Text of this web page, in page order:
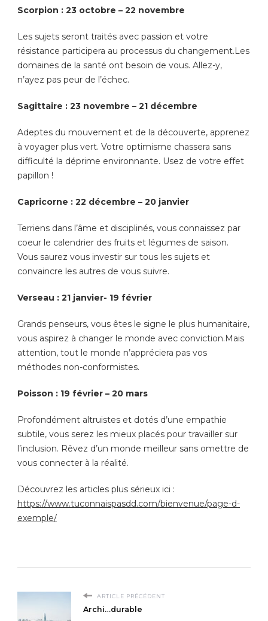
Scorpion : 23 octobre – 22 novembre
Les sujets seront traités avec passion et votre
résistance participera au processus du changement.Les
domaines de la santé ont besoin de vous. Allez-y,
n’ayez pas peur de l’échec.
Sagittaire : 23 novembre – 21 décembre
Adeptes du mouvement et de la découverte, apprenez
à voyager plus vert. Votre optimisme chassera sans
difficulté la déprime environnante. Usez de votre effet
papillon !
Capricorne : 22 décembre – 20 janvier
Terriens dans l’âme et disciplinés, vous connaissez par
coeur le calendrier des fruits et légumes de saison.
Vous saurez vous investir sur tous les sujets et
convaincre les autres de vous suivre.
Verseau : 21 janvier- 19 février
Grands penseurs, vous êtes le signe le plus humanitaire,
vous aspirez à changer le monde avec conviction.Mais
attention, tout le monde n’appréciera pas vos
méthodes non-conformistes.
Poisson : 19 février – 20 mars
Profondément altruistes et dotés d’une empathie
subtile, vous serez les mieux placés pour travailler sur
l’inclusion. Rêvez d’un monde meilleur sans omettre de
vous connecter à la réalité.
Découvrez les articles plus sérieux ici :
https://www.tuconnaispasdd.com/bienvenue/page-d-
exemple/
ARTICLE PRÉCÉDENT
Archi…durable